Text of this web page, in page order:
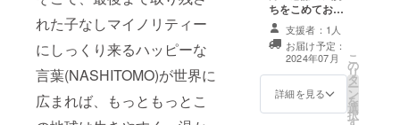
れた子なしマイノリティー
にしっくり来るハッピーな
言葉(NASHITOMO)が世界に
広まれば、もっともっとこ
間：社団法人設
立後、事業が存
続する限り
ちをこめてお礼
の電子メールを
お送りいたしま
す。 〇社団法人
のホームぺージ
にお名前を掲載
させていただき
支援者：1人
お届け予定：
2024年07月
詳細を見る
こ
の
リ
タ
ー
ン
を
選
択